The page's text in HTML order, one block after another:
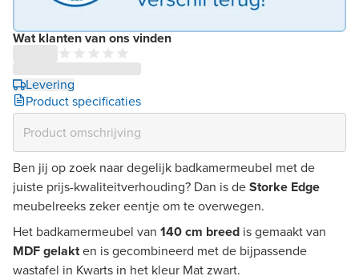
Wat klanten van ons vinden
Levering
Product specificaties
Ben jij op zoek naar degelijk badkamermeubel met de
juiste prijs-kwaliteitverhouding? Dan is deStorke Edge
meubelreeks zeker eentje om te overwegen.
Het badkamermeubel van 140 cm breed is gemaakt van
MDF gelakten is gecombineerd met de bijpassende
wastafel in Kwarts in het kleur Mat zwart.